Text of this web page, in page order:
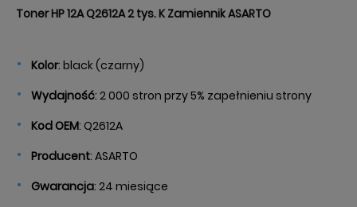
Toner HP 12A Q2612A 2 tys. K Zamiennik ASARTO
Kolor: black (czarny)
Wydajność: 2 000 stron przy 5% zapełnieniu strony
KodOEM: Q2612A
Producent: ASARTO
Gwarancja: 24 miesiące